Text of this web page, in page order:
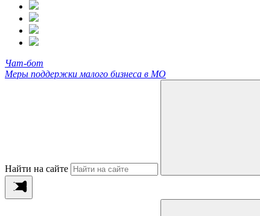
Чат-бот
Меры поддержки малого бизнеса в МО
Найти на сайте